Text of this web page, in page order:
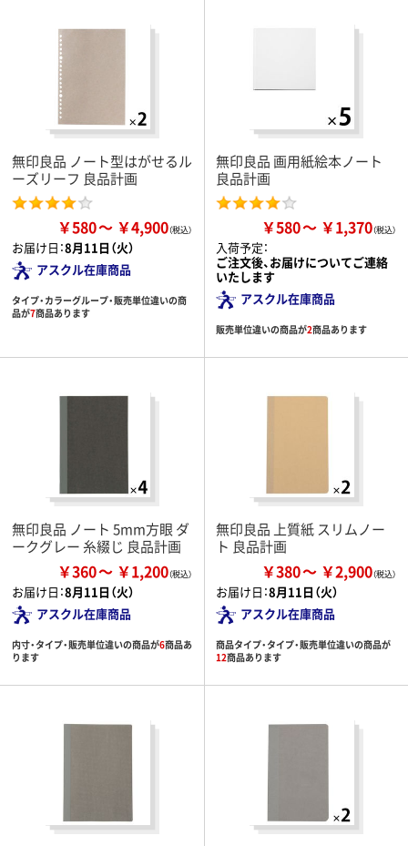
無印良品 ノート型はがせるル
ーズリーフ 良品計画
￥580 ￥4,900
お届け日：8月11日（火）
アスクル在庫商品
タイプ・カラーグループ・販売単位違いの商
品が7商品あります
無印良品 画用紙絵本ノート
良品計画
￥580 ￥1,370
入荷予定：
ご注文後、お届けについてご連絡
いたします
アスクル在庫商品
販売単位違いの商品が2商品あります
無印良品 ノート 5mm方眼 ダ
ークグレー 糸綴じ 良品計画
￥360 ￥1,200
お届け日：8月11日（火）
アスクル在庫商品
内寸・タイプ・販売単位違いの商品が6商品あ
ります
無印良品 上質紙 スリムノー
ト 良品計画
￥380 ￥2,900
お届け日：8月11日（火）
アスクル在庫商品
商品タイプ・タイプ・販売単位違いの商品が
12商品あります